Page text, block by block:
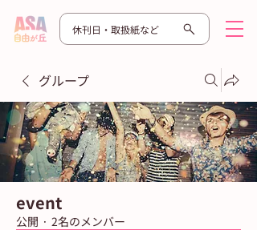
休刊日・取扱紙など
グループ
event
公開 · 2名のメンバー